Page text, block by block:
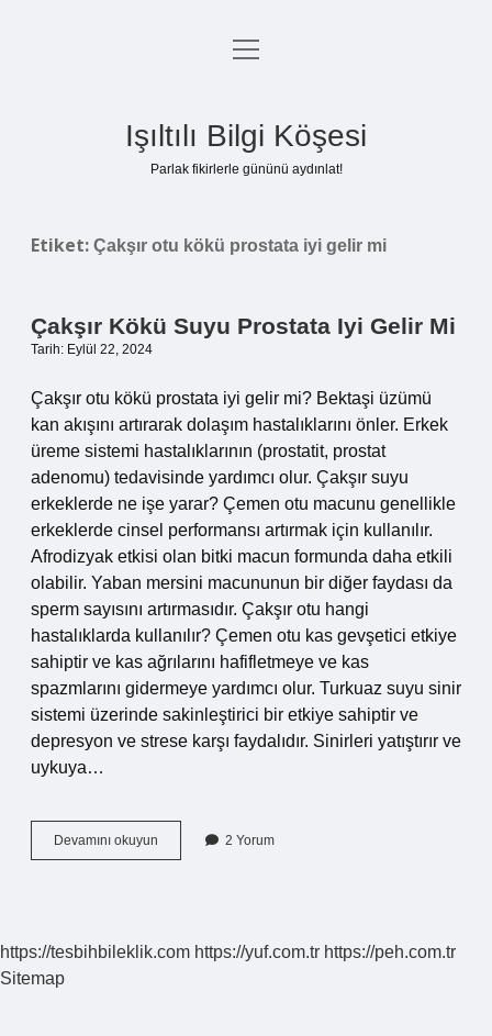
Anasayfa
Yasal Uyarı
menüyü
Işıltılı Bilgi Köşesi
Parlak fikirlerle gününü aydınlat!
Etiket: Çakşır otu kökü prostata iyi gelir mi
Çakşır Kökü Suyu Prostata Iyi Gelir Mi
Tarih: Eylül 22, 2024
Çakşır otu kökü prostata iyi gelir mi? Bektaşi üzümü
kan akışını artırarak dolaşım hastalıklarını önler. Erkek
üreme sistemi hastalıklarının (prostatit, prostat
adenomu) tedavisinde yardımcı olur. Çakşır suyu
erkeklerde ne işe yarar? Çemen otu macunu genellikle
erkeklerde cinsel performansı artırmak için kullanılır.
Afrodizyak etkisi olan bitki macun formunda daha etkili
olabilir. Yaban mersini macununun bir diğer faydası da
sperm sayısını artırmasıdır. Çakşır otu hangi
hastalıklarda kullanılır? Çemen otu kas gevşetici etkiye
sahiptir ve kas ağrılarını hafifletmeye ve kas
spazmlarını gidermeye yardımcı olur. Turkuaz suyu sinir
sistemi üzerinde sakinleştirici bir etkiye sahiptir ve
depresyon ve strese karşı faydalıdır. Sinirleri yatıştırır ve
uykuya…
Devamını okuyun
Kökü
Mi
2 Yorum
https://tesbihbileklik.com https://yuf.com.tr https://peh.com.tr
Sitemap